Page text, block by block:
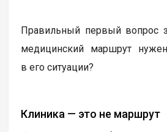
Правильный первый вопрос
медицинский маршрут
в его ситуации?
Клиника — это не маршрут